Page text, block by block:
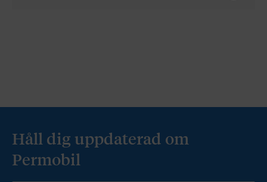
Håll dig uppdaterad om
Permobil